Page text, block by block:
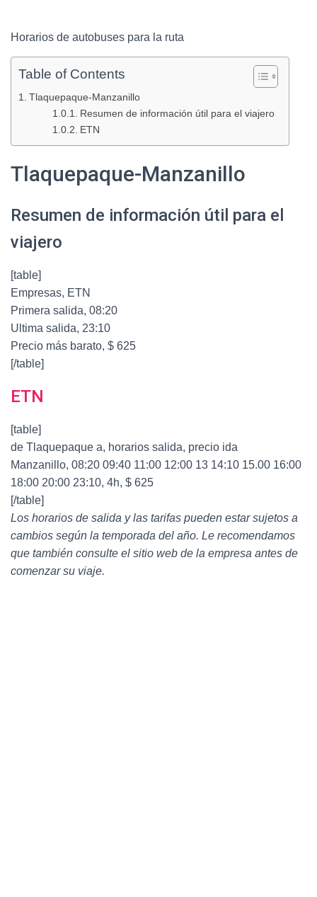
Horarios de autobuses para la ruta
Table of Contents
Tlaquepaque-Manzanillo
Resumen de información útil para el viajero
ETN
Tlaquepaque-Manzanillo
Resumen de información útil para el
viajero
[table]
Empresas, ETN
Primera salida, 08:20
Ultima salida, 23:10
Precio más barato, $ 625
[/table]
ETN
[table]
de Tlaquepaque a, horarios salida, precio ida
Manzanillo, 08:20 09:40 11:00 12:00 13 14:10 15.00 16:00
18:00 20:00 23:10, 4h, $ 625
[/table]
Los horarios de salida y las tarifas pueden estar sujetos a
cambios según la temporada del año. Le recomendamos
que también consulte el sitio web de la empresa antes de
comenzar su viaje.